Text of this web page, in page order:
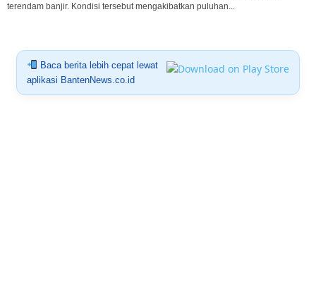
terendam banjir. Kondisi tersebut mengakibatkan puluhan...
Baca berita lebih cepat lewat
aplikasi BantenNews.co.id